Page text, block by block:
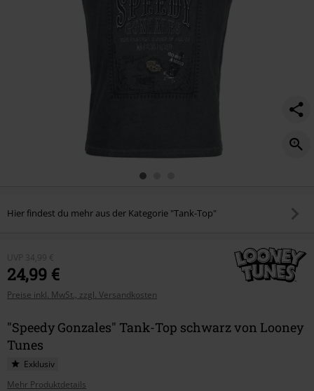
Hier findest du mehr aus der Kategorie "Tank-Top"
UVP 34,99 €
24,99 €
Preise inkl. MwSt., zzgl. Versandkosten
"Speedy Gonzales" Tank-Top schwarz von Looney
Tunes
Exklusiv
Mehr Produktdetails